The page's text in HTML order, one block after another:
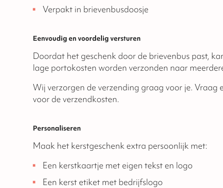
Verpakt in brievenbusdoosje
Eenvoudig en voordelig versturen
Doordat het geschenk door de brievenbus past,
lage portokosten worden verzonden naar
Wij verzorgen de verzending graag voor je. Vraag
voor de verzendkosten.
Personaliseren
Maak het kerstgeschenk extra persoonlijk met:
Een kerstkaartje met eigen tekst en logo
Een kerst etiket met bedrijfslogo